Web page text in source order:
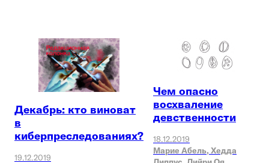
Декабрь: кто виноват
в
киберпреследованиях?
19.12.2019
Чем опасно
восхваление
девственности
18.12.2019
Марие Абель, Хедда